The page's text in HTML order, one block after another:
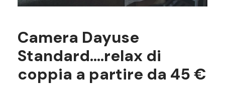
Camera Dayuse
Standard….relax di
coppia a partire da 45 €